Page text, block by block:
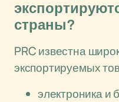
страны?
PRC известна
экспортируемых
электроника и